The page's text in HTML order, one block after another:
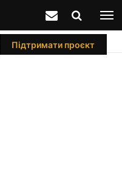
Підтримати проєкт
Майкла Корлеоне